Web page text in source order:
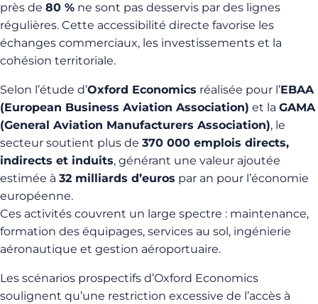
près de 80 % ne sont pas desservis par des lignes
régulières. Cette accessibilité directe favorise les
échanges commerciaux, les investissements et la
cohésion territoriale.
Selon l’étude d’Oxford Economics réalisée pour l’EBAA
(European Business Aviation Association) et la GAMA
(General Aviation Manufacturers Association), le
secteur soutient plus de 370 000 emplois directs,
indirects et induits, générant une valeur ajoutée
estimée à 32 milliards d’euros par an pour l’économie
européenne.
Ces activités couvrent un large spectre : maintenance,
formation des équipages, services au sol, ingénierie
aéronautique et gestion aéroportuaire.
Les scénarios prospectifs d’Oxford Economics
soulignent qu’une restriction excessive de l’accès à